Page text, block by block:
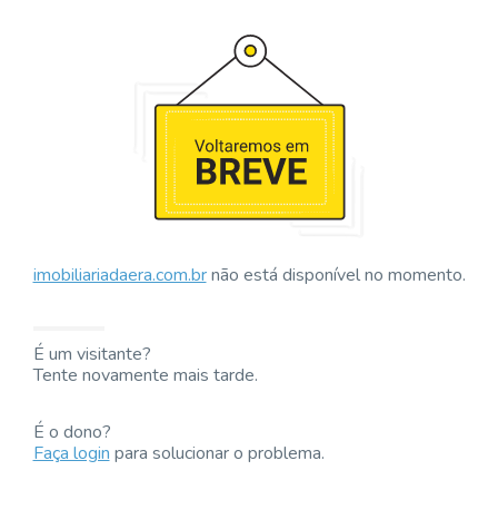
imobiliariadaera.com.brnão está disponível no momento.
É um visitante?
Tente novamente mais tarde.
É o dono?
Faça loginpara solucionar o problema.